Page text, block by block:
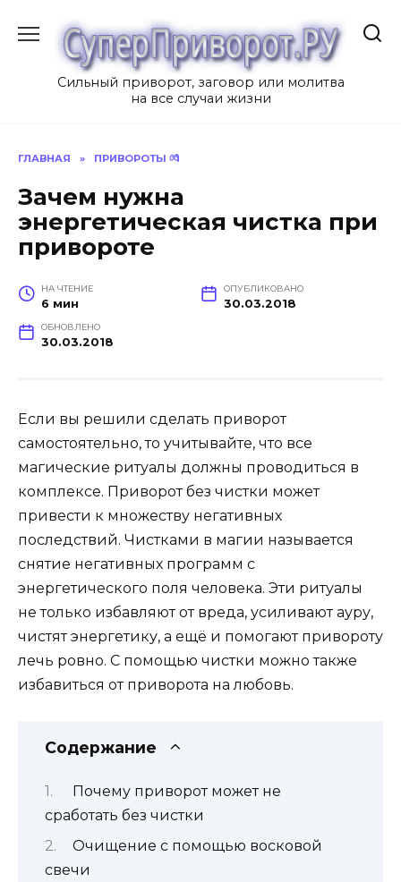
содержанию
Сильный приворот, заговор или молитва
на все случаи жизни
ГЛАВНАЯ » ПРИВОРОТЫ 💏
Зачем нужна
энергетическая чистка при
привороте
НА ЧТЕНИЕ
6 мин
ОПУБЛИКОВАНО
30.03.2018
ОБНОВЛЕНО
30.03.2018
Если вы решили сделать приворот
самостоятельно, то учитывайте, что все
магические ритуалы должны проводиться в
комплексе. Приворот без чистки может
привести к множеству негативных
последствий. Чистками в магии называется
снятие негативных программ с
энергетического поля человека. Эти ритуалы
не только избавляют от вреда, усиливают ауру,
чистят энергетику, а ещё и помогают привороту
лечь ровно. С помощью чистки можно также
избавиться от приворота на любовь.
Содержание
Почему приворот может не
сработать без чистки
Очищение с помощью восковой
свечи